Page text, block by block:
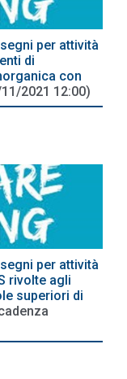
per attività
di
con
2021 12:00)
per attività
rivolte agli
superiori di